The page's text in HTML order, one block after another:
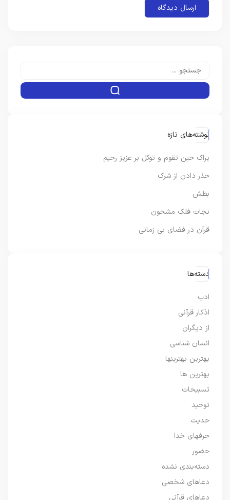
نوشته‌های تازه
یراک حین تقوم و توکل بر عزیز رحیم
حذر دادن از شرک
بطش
نجات فلک مشحون
قرآن در فضای بی زمانی
دسته‌ها
ادب
اذکار قرآنی
از دیگران
انسان شناسی
بهترین بهترینها
بهترین ها
تسبیحات
توحید
حدیث
حرفهای خدا
حضور
دسته‌بندی نشده
دعاهای شخصی
دعاهای قرآنی